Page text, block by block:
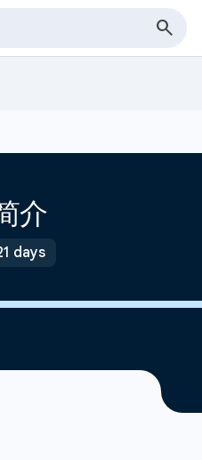
介
days